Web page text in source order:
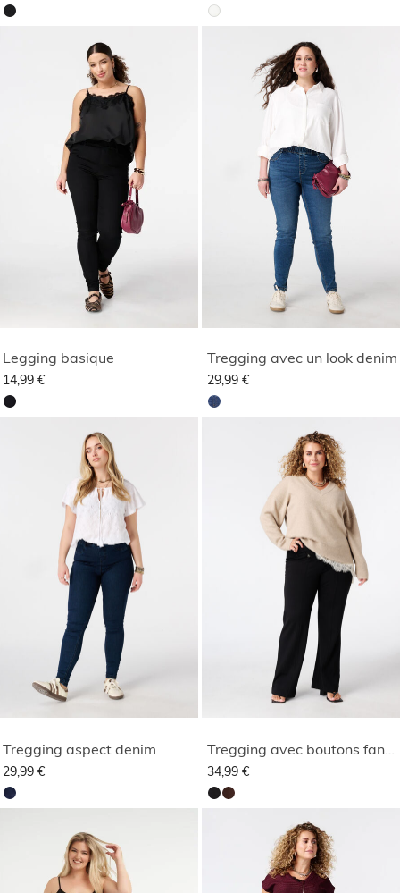
Legging basique
14,99 €
Tregging avec un look denim
29,99 €
Tregging aspect denim
29,99 € 34,99 €